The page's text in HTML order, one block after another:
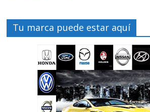
Tu marca puede estar aquí